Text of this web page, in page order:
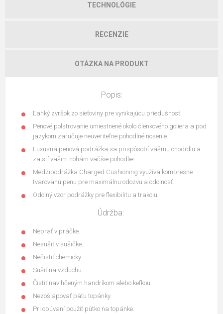
TECHNOLÓGIE
RECENZIE
OTÁZKA NA PRODUKT
Popis:
Ľahký zvršok zo sieťoviny pre vynikajúcu priedušnosť.
Penové polstrovanie umiestnené okolo členkového goliera a pod
jazykom zaručuje neuveriteľne pohodlné nosenie.
Luxusná penová podrážka sa prispôsobí vášmu chodidlu a
zaistí vašim nohám väčšie pohodlie.
Medzipodrážka Charged Cushioning využíva kompresne
tvarovanú penu pre maximálnu odozvu a odolnosť.
Odolný vzor podrážky pre flexibilitu a trakciu.
Údržba:
Neprať v práčke.
Nesušiť v sušičke.
Nečistiť chemicky.
Sušiť na vzduchu.
Čistiť navlhčeným handríkom alebo kefkou.
Nezošlapovať pätu topánky.
Pri obúvaní použiť pútko na topánke.